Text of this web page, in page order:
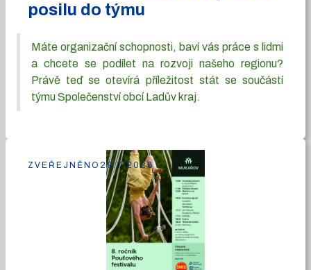
posilu do týmu
Máte organizační schopnosti, baví vás práce s lidmi
a chcete se podílet na rozvoji našeho regionu?
Právě teď se otevírá příležitost stát se součástí
týmu Společenství obcí Ladův kraj.
ZVEŘEJNĚNO 29.7.2026